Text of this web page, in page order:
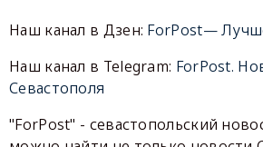
Наш канал в Дзен: ForPost—
Наш канал в Telegram: ForPost.
Севастополя
"ForPost" - севастопольский